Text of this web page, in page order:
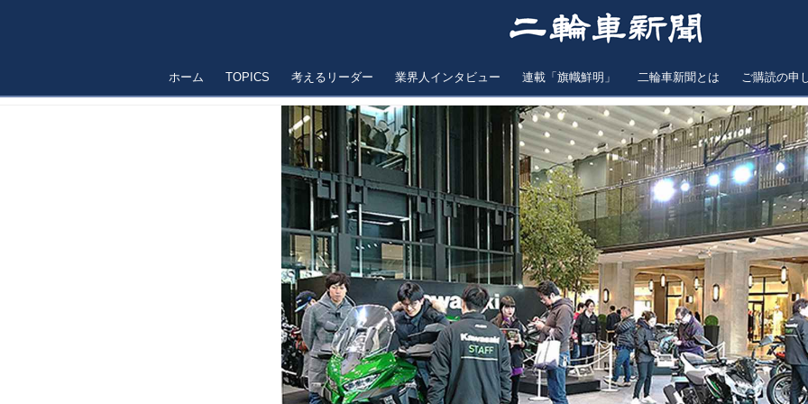
ホーム TOPICS 考えるリーダー 業界人インタビュー 連載「旗幟鮮明」 二輪車新聞とは ご購読の申